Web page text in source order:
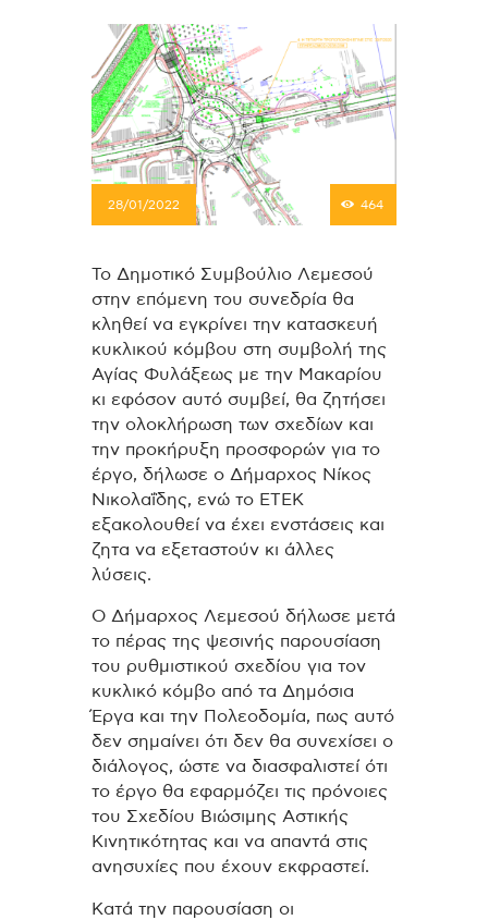
28/01/2022 464
Το Δημοτικό Συμβούλιο Λεμεσού
στην επόμενη του συνεδρία θα
κληθεί να εγκρίνει την κατασκευή
κυκλικού κόμβου στη συμβολή της
Αγίας Φυλάξεως με την Μακαρίου
κι εφόσον αυτό συμβεί, θα ζητήσει
την ολοκλήρωση των σχεδίων και
την προκήρυξη προσφορών για το
έργο, δήλωσε ο Δήμαρχος Νίκος
Νικολαΐδης, ενώ το ΕΤΕΚ
εξακολουθεί να έχει ενστάσεις και
ζητα να εξεταστούν κι άλλες
λύσεις.
Ο Δήμαρχος Λεμεσού δήλωσε μετά
το πέρας της ψεσινής παρουσίαση
του ρυθμιστικού σχεδίου για τον
κυκλικό κόμβο από τα Δημόσια
Έργα και την Πολεοδομία, πως αυτό
δεν σημαίνει ότι δεν θα συνεχίσει ο
διάλογος, ώστε να διασφαλιστεί ότι
το έργο θα εφαρμόζει τις πρόνοιες
του Σχεδίου Βιώσιμης Αστικής
Κινητικότητας και να απαντά στις
ανησυχίες που έχουν εκφραστεί.
Κατά την παρουσίαση οι